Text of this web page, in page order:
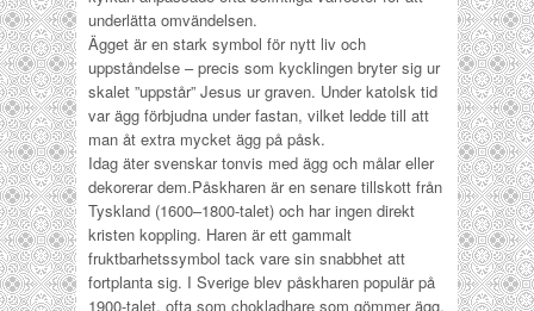
underlätta omvändelsen.
Ägget är en stark symbol för nytt liv och
uppståndelse – precis som kycklingen bryter sig ur
skalet ”uppstår” Jesus ur graven. Under katolsk tid
var ägg förbjudna under fastan, vilket ledde till att
man åt extra mycket ägg på påsk.
Idag äter svenskar tonvis med ägg och målar eller
dekorerar dem.Påskharen är en senare tillskott från
Tyskland (1600–1800-talet) och har ingen direkt
kristen koppling. Haren är ett gammalt
fruktbarhetssymbol tack vare sin snabbhet att
fortplanta sig. I Sverige blev påskharen populär på
1900-talet, ofta som chokladhare som gömmer ägg.